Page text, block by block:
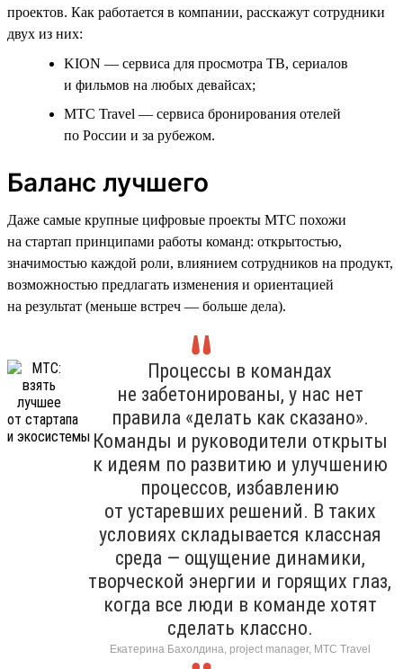
проектов. Как работается в компании, расскажут сотрудники
двух из них:
KION — сервиса для просмотра ТВ, сериалов
и фильмов на любых девайсах;
МТС Travel — сервиса бронирования отелей
по России и за рубежом.
Баланс лучшего
Даже самые крупные цифровые проекты МТС похожи
на стартап принципами работы команд: открытостью,
значимостью каждой роли, влиянием сотрудников на продукт,
возможностью предлагать изменения и ориентацией
на результат (меньше встреч — больше дела).
Процессы в командах
не забетонированы, у нас нет
правила «делать как сказано».
Команды и руководители открыты
к идеям по развитию и улучшению
процессов, избавлению
от устаревших решений. В таких
условиях складывается классная
среда — ощущение динамики,
творческой энергии и горящих глаз,
когда все люди в команде хотят
сделать классно.
Екатерина Бахолдина, project manager, МТС Travel